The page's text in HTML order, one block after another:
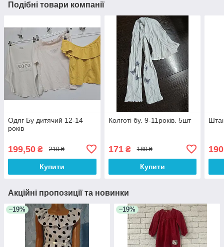
Подібні товари компанії
Одяг Бу дитячий 12-14
років
199,50 ₴ 210 ₴
Купити
Колготі бу. 9-11років. 5шт
171₴ 180 ₴
Купити
190
Акційні пропозиції та новинки
–19% –19%